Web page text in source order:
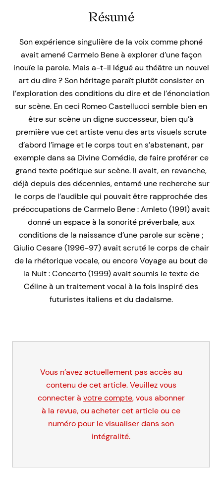
Résumé
Son expérience singulière de la voix comme phoné
avait amené Carmelo Bene à explorer d’une façon
inouïe la parole. Mais a-t-il légué au théâtre un nouvel
art du dire ? Son héritage paraît plutôt consister en
l’exploration des conditions du dire et de l’énonciation
sur scène. En ceci Romeo Castellucci semble bien en
être sur scène un digne successeur, bien qu’à
première vue cet artiste venu des arts visuels scrute
d’abord l’image et le corps tout en s’abstenant, par
exemple dans sa Divine Comédie, de faire proférer ce
grand texte poétique sur scène. Il avait, en revanche,
déjà depuis des décennies, entamé une recherche sur
le corps de l’audible qui pouvait être rapprochée des
préoccupations de Carmelo Bene : Amleto (1991) avait
donné un espace à la sonorité préverbale, aux
conditions de la naissance d’une parole sur scène ;
Giulio Cesare (1996-97) avait scruté le corps de chair
de la rhétorique vocale, ou encore Voyage au bout de
la Nuit : Concerto (1999) avait soumis le texte de
Céline à un traitement vocal à la fois inspiré des
futuristes italiens et du dadaïsme.
Vous n’avez actuellement pas accès au
contenu de cet article. Veuillez vous
connecter à votre compte, vous abonner
à la revue, ou acheter cet article ou ce
numéro pour le visualiser dans son
intégralité.